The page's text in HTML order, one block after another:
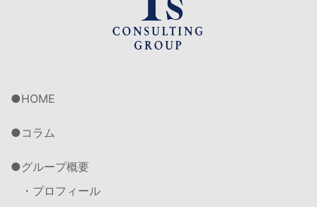
HOME
コラム
グループ概要
・プロフィール